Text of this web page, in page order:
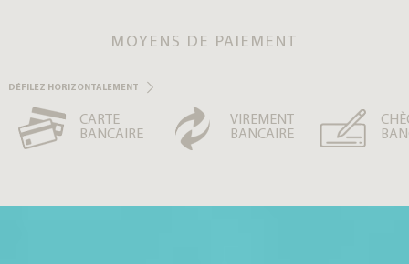
MOYENS DE PAIEMENT
DÉFILEZ HORIZONTALEMENT
CARTE
BANCAIRE
VIREMENT
BANCAIRE